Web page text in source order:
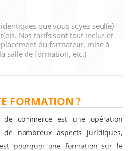
que vous soyez seul(e)
Nos tarifs sont tout inclus et
du formateur, mise à
salle de formation, etc.)
FORMATION ?
commerce est une opération
nombreux aspects juridiques,
pourquoi une formation sur le